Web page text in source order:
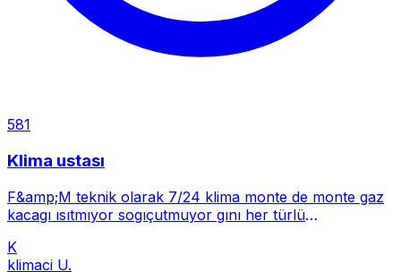
581
Klima ustası
F&amp;M teknik olarak 7/24 klima monte de monte gaz
kacagı ısıtmıyor sogıçutmuyor gını her türlü
K
klimaci U.